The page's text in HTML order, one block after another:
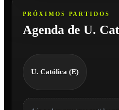
PRÓXIMOS PARTIDOS
Agenda de U.
U. Católica (E)